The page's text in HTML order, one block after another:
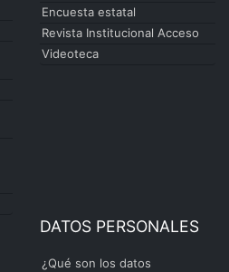
Encuesta estatal
Revista Institucional Acceso
Videoteca
DATOS PERSONALES
¿Qué son los datos